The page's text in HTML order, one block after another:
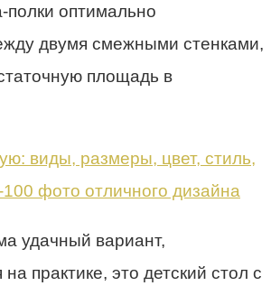
полки оптимально
двумя смежными стенками,
площадь в
удачный вариант,
практике, это детский стол с